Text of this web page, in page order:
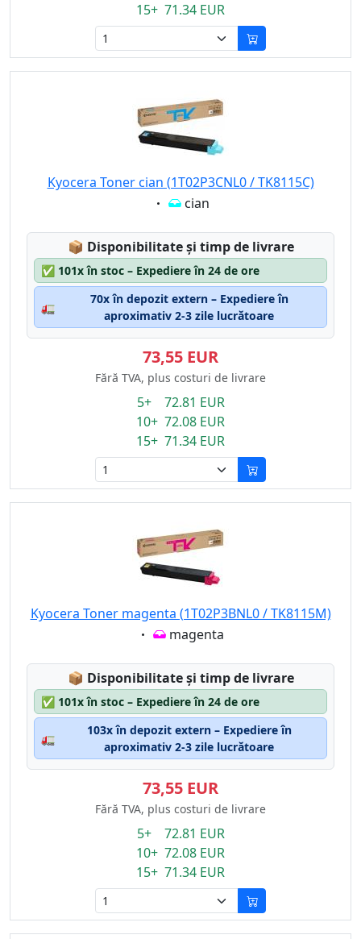
15+ 71.34 EUR
Kyocera Toner cian (1T02P3CNL0 / TK8115C)
Eigenschaft:
cian
📦 Lagerstatus:
Disponibilitate și timp de livrare
✅ 101x în stoc – Expediere în 24 de ore
🚛
70x în depozit extern – Expediere în
aproximativ 2-3 zile lucrătoare
73,55 EUR
Fără TVA, plus costuri de livrare
5+ 72.81 EUR
10+ 72.08 EUR
15+ 71.34 EUR
Kyocera Toner magenta (1T02P3BNL0 / TK8115M)
Eigenschaft:
magenta
📦 Lagerstatus:
Disponibilitate și timp de livrare
✅ 101x în stoc – Expediere în 24 de ore
🚛
103x în depozit extern – Expediere în
aproximativ 2-3 zile lucrătoare
73,55 EUR
Fără TVA, plus costuri de livrare
5+ 72.81 EUR
10+ 72.08 EUR
15+ 71.34 EUR